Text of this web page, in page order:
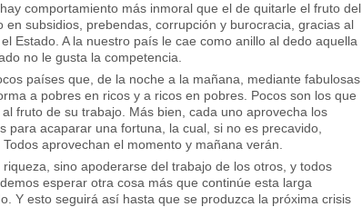
comportamiento más inmoral que el de quitarle el fruto del
subsidios, prebendas, corrupción y burocracia, gracias al
Estado. A la nuestro país le cae como anillo al dedo aquella
no le gusta la competencia.
países que, de la noche a la mañana, mediante fabulosas
a pobres en ricos y a ricos en pobres. Pocos son los que
fruto de su trabajo. Más bien, cada uno aprovecha los
para acaparar una fortuna, la cual, si no es precavido,
aprovechan el momento y mañana verán.
sino apoderarse del trabajo de los otros, y todos
esperar otra cosa más que continúe esta larga
Y esto seguirá así hasta que se produzca la próxima crisis